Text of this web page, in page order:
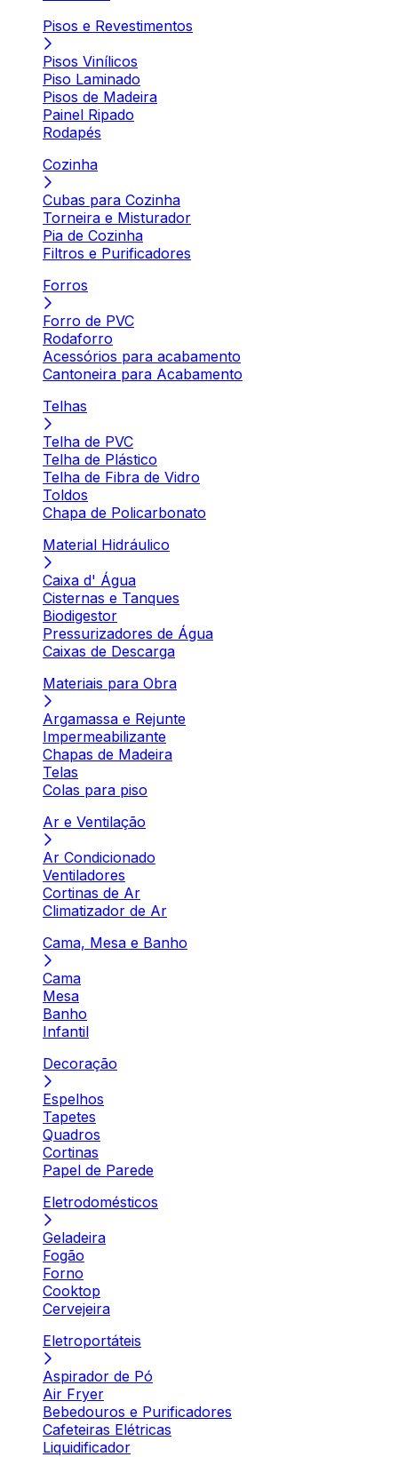
Pisos e Revestimentos
Pisos Vinílicos
Piso Laminado
Pisos de Madeira
Painel Ripado
Rodapés
Cozinha
Cubas para Cozinha
Torneira e Misturador
Pia de Cozinha
Filtros e Purificadores
Forros
Forro de PVC
Rodaforro
Acessórios para acabamento
Cantoneira para Acabamento
Telhas
Telha de PVC
Telha de Plástico
Telha de Fibra de Vidro
Toldos
Chapa de Policarbonato
Material Hidráulico
Caixa d' Água
Cisternas e Tanques
Biodigestor
Pressurizadores de Água
Caixas de Descarga
Materiais para Obra
Argamassa e Rejunte
Impermeabilizante
Chapas de Madeira
Telas
Colas para piso
Ar e Ventilação
Ar Condicionado
Ventiladores
Cortinas de Ar
Climatizador de Ar
Cama, Mesa e Banho
Cama
Mesa
Banho
Infantil
Decoração
Espelhos
Tapetes
Quadros
Cortinas
Papel de Parede
Eletrodomésticos
Geladeira
Fogão
Forno
Cooktop
Cervejeira
Eletroportáteis
Aspirador de Pó
Air Fryer
Bebedouros e Purificadores
Cafeteiras Elétricas
Liquidificador